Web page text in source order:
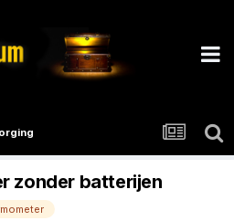
zonder batterijen